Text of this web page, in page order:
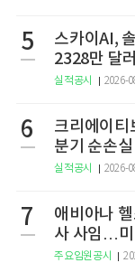
5
스카이AI,
2328만 달
사명·티커
실적공시 2026-
6
크리에이티
분기 순손
사로 446만
실적공시 2026-
7
애비아나
사 사임…미
주요임원공시